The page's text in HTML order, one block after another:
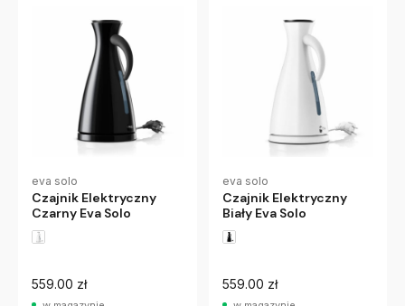
eva solo
Czajnik Elektryczny
Czarny Eva Solo
559.00 zł
eva solo
Czajnik Elektryczny
Biały Eva Solo
559.00 zł